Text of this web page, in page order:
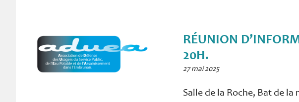
RÉUNION
20H.
27 mai 2025
Salle de la Roche, Bat de